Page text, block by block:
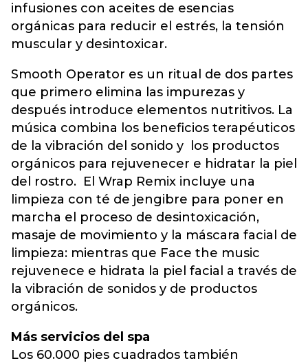
infusiones con aceites de esencias
orgánicas para reducir el estrés, la tensión
muscular y desintoxicar.
Smooth Operator es un ritual de dos partes
que primero elimina las impurezas y
después introduce elementos nutritivos. La
música combina los beneficios terapéuticos
de la vibración del sonido y los productos
orgánicos para rejuvenecer e hidratar la piel
del rostro. El Wrap Remix incluye una
limpieza con té de jengibre para poner en
marcha el proceso de desintoxicación,
masaje de movimiento y la máscara facial de
limpieza: mientras que Face the music
rejuvenece e hidrata la piel facial a través de
la vibración de sonidos y de productos
orgánicos.
Más servicios del spa
Los 60.000 pies cuadrados también